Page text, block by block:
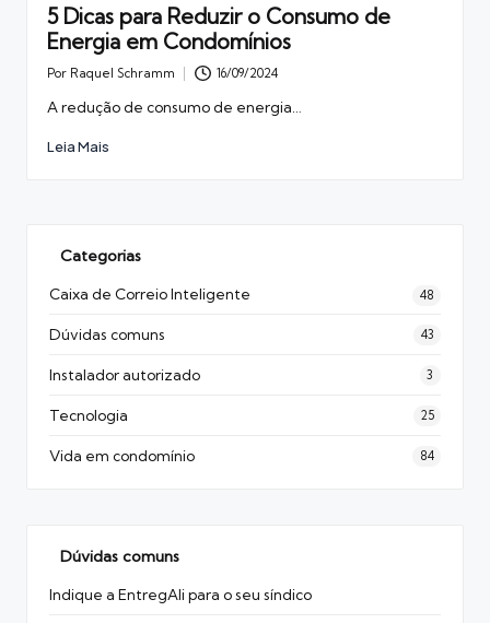
5 Dicas para Reduzir o Consumo de
Energia em Condomínios
Posted
Por Raquel Schramm 16/09/2024
A redução de consumo de energia…
Leia Mais
Categorias
Caixa de Correio Inteligente 48
Dúvidas comuns 43
Instalador autorizado 3
Tecnologia 25
Vida em condomínio 84
Dúvidas comuns
Indique a EntregAli para o seu síndico